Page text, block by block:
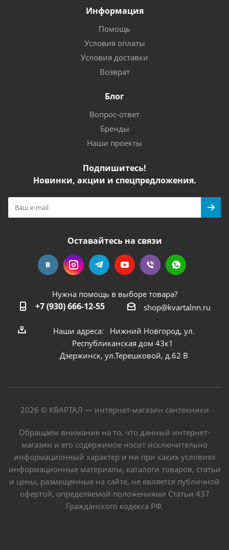
Информация
Помощь
Условия оплаты
Условия доставки
Возврат
Блог
Вопрос-ответ
Бренды
Наши проекты
Подпишитесь!
Новинки, акции и спецпредложения.
Оставайтесь на связи
Нужна помощь в выборе товара?
+7 (930) 666-12-55 shop@kvartalnn.ru
Наши адреса: Нижний Новгород, ул.
Республиканская дом 43к1
Дзержинск, ул.Терешковой, д.62 В
2026 © КВАРТАЛ — интернет-магазин сантехники
Обращаем внимание на то, что данный интернет-
магазин и его содержимое носит исключительно
информационный характер и ни при каких условиях
информационные материалы, каталоги товаров, статьи
и цены, размещенные на сайте, не является публичной
офертой, определяемой положениями Статьи 437
Гражданского кодекса РФ.